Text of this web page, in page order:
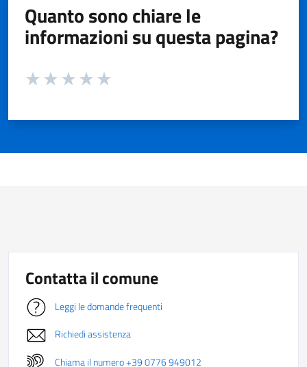
Quanto sono chiare le
informazioni su questa pagina?
Valuta da 1 a 5 stelle la pagina
Contatta il comune
Leggi le domande frequenti
Richiedi assistenza
Chiama il numero +39 0776 949012